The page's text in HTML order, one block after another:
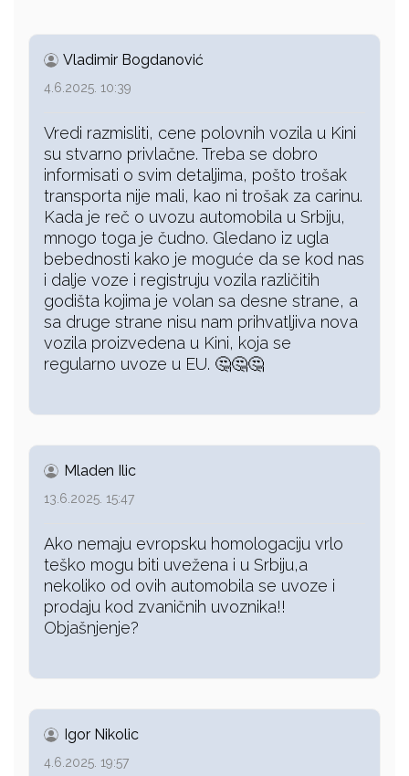
Vladimir Bogdanović
4.6.2025. 10:39
Vredi razmisliti, cene polovnih vozila u Kini
su stvarno privlačne. Treba se dobro
informisati o svim detaljima, pošto trošak
transporta nije mali, kao ni trošak za carinu.
Kada je reč o uvozu automobila u Srbiju,
mnogo toga je čudno. Gledano iz ugla
bebednosti kako je moguće da se kod nas
i dalje voze i registruju vozila različitih
godišta kojima je volan sa desne strane, a
sa druge strane nisu nam prihvatljiva nova
vozila proizvedena u Kini, koja se
regularno uvoze u EU. 🤔🤔🤔
Mladen Ilic
13.6.2025. 15:47
Ako nemaju evropsku homologaciju vrlo
teško mogu biti uvežena i u Srbiju,a
nekoliko od ovih automobila se uvoze i
prodaju kod zvaničnih uvoznika!!
Objašnjenje?
Igor Nikolic
4.6.2025. 19:57